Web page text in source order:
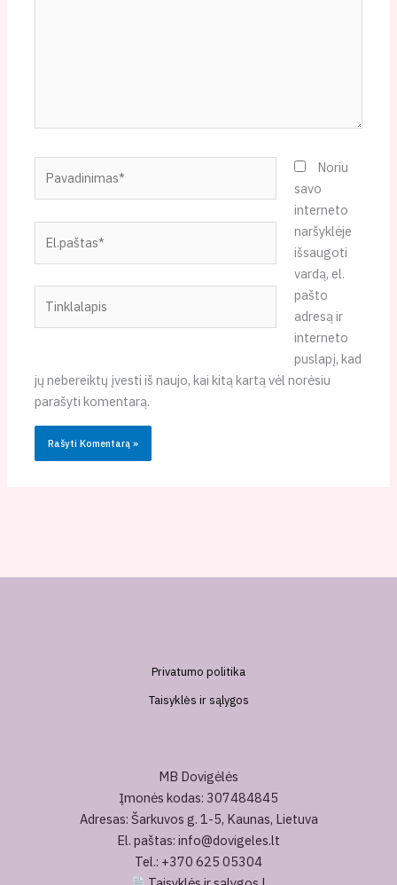
Noriu
savo
interneto
naršyklėje
išsaugoti
vardą, el.
pašto
adresą ir
interneto
puslapį, kad
jų nebereiktų įvesti iš naujo, kai kitą kartą vėl norėsiu
parašyti komentarą.
Privatumo politika
Taisyklės ir sąlygos
MB Dovigėlės
Įmonės kodas: 307484845
Adresas: Šarkuvos g. 1-5, Kaunas, Lietuva
El. paštas: info@dovigeles.lt
Tel.: +370 625 05304